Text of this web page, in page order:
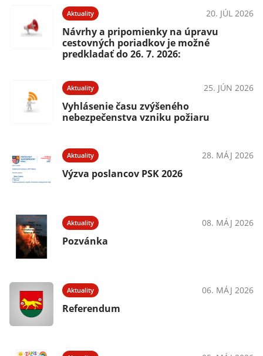
Aktuality 20. JÚL 2026
Návrhy a pripomienky na úpravu
cestovných poriadkov je možné
predkladať do 26. 7. 2026:
Aktuality 25. JÚN 2026
Vyhlásenie času zvýšeného
nebezpečenstva vzniku požiaru
Aktuality 28. MÁJ 2026
Výzva poslancov PSK 2026
Aktuality 08. MÁJ 2026
Pozvánka
Aktuality 06. MÁJ 2026
Referendum